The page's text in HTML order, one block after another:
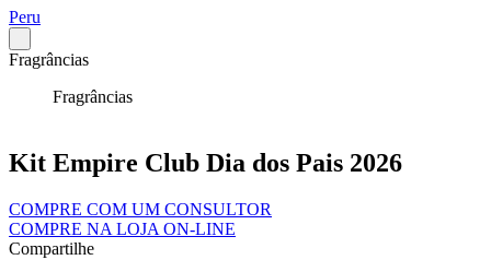
Peru
Fragrâncias
Fragrâncias
Kit Empire Club Dia dos Pais 2026
COMPRE COM UM CONSULTOR
COMPRE NA LOJA ON-LINE
Compartilhe